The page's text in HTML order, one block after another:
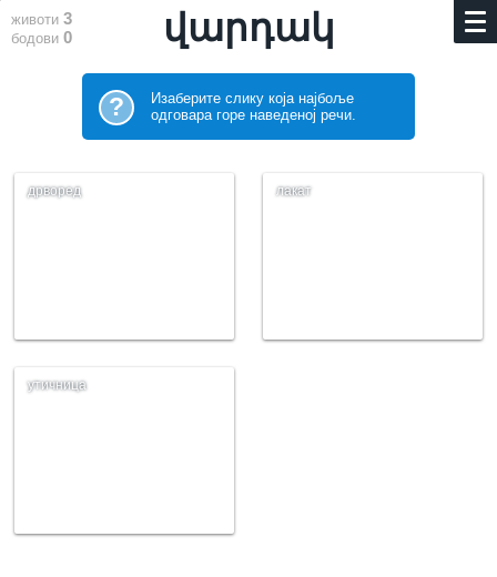
животи 3
бодови 0 վարդակ
?
Изаберите слику која најбоље
одговара горе наведеној речи.
дрворед лакат
утичница